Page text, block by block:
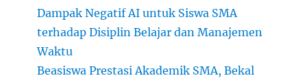
Dampak Negatif AI untuk Siswa SMA
terhadap Disiplin Belajar dan Manajemen
Waktu
Beasiswa Prestasi Akademik SMA, Bekal